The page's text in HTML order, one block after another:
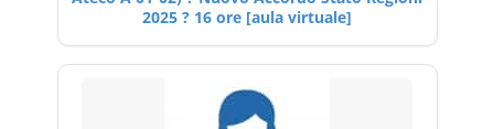
2025 ? 16 ore [aula virtuale]